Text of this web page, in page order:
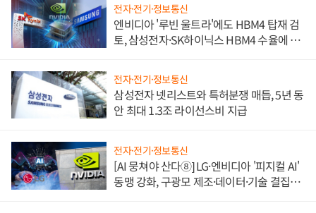
전자·전기·정보통신
엔비디아 '루빈 울트라'에도 HBM4 탑재 검
토, 삼성전자·SK하이닉스 HBM4 수율에 주
전자·전기·정보통신
삼성전자 넷리스트와 특허분쟁 매듭, 5년 동
안 최대 1.3조 라이선스비 지급
전자·전기·정보통신
[AI 뭉쳐야 산다⑧] LG·엔비디아 '피지컬 AI'
동맹 강화, 구광모 제조·데이터·기술 결집